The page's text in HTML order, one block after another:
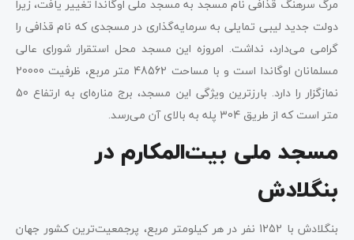
مرگ سرهنگ قذافی نام مسجد به مسجد ملی اوگاندا تغییر یافت، زیرا
دولت جدید لیبی تمایلی به سرمایه‌گذاری در مسجدی که نام قذافی را
گرامی می‌دارد، نداشت. امروزه این مسجد محل استقرار شورای عالی
مسلمانان اوگاندا است و با مساحت 48562 متر مربع، ظرفیت 20000
نمازگزار را دارد. بارزترین ویژگی این مسجد، برج مناره‌ای به ارتفاع 50
متر است که از طریق 304 پله به بالای آن می‌رسد.
مسجد ملی بیت‌المکارم در
بنگلادش
بنگلادش با 1252 نفر در هر کیلومتر مربع، پرجمعیت‌ترین کشور جهان